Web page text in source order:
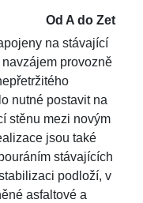
Od A do Zet
na stávající
provozně
nutné postavit na
stěnu mezi novým
jsou také
stávajících
podloží, v
asfaltové a